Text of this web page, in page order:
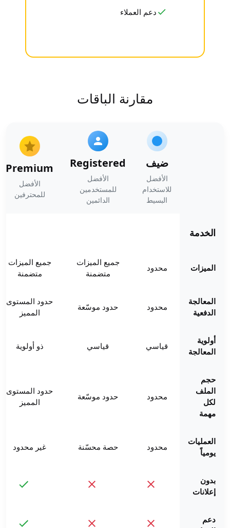
دعم العملاء
مقارنة الباقات
ضيف
الأفضل
للاستخدام
البسيط
Registered
الأفضل
للمستخدمين
الدائمين
Premium
الأفضل
للمحترفين
الخدمة
الميزات محدود
جميع الميزات
متضمنة
جميع الميزات
متضمنة
المعالجة
الدفعية
محدود حدود موسّعة
حدود المستوى
المميز
أولوية
المعالجة
قياسي قياسي ذو أولوية
حجم
الملف
لكل
مهمة
محدود حدود موسّعة
حدود المستوى
المميز
العمليات
يومياً
محدود حصة محسّنة غير محدود
بدون
إعلانات
دعم